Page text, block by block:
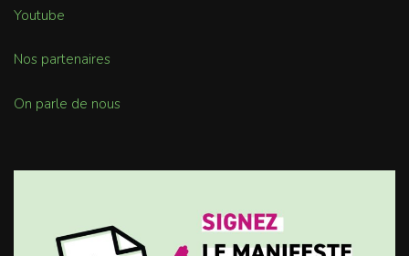
Youtube
Nos partenaires
On parle de nous